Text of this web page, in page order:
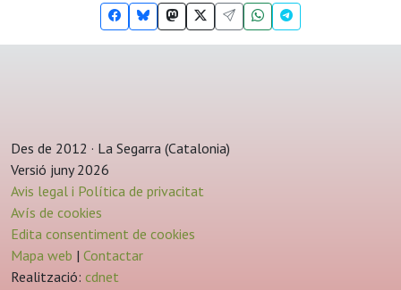
Des de 2012 · La Segarra (Catalonia)
Versió juny 2026
Avis legal i Política de privacitat
Avís de cookies
Edita consentiment de cookies
Mapa web | Contactar
Realització: cdnet